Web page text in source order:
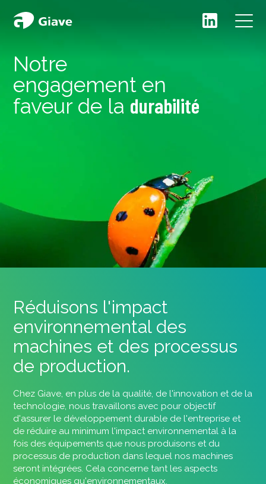
Notre
engagement en
faveur de la durabilité
Réduisons l'impact
environnemental des
machines et des processus
de production.
Chez Giave, en plus de la qualité, de l'innovation et de la
technologie, nous travaillons avec pour objectif
d'assurer le développement durable de l'entreprise et
de réduire au minimum l'impact environnemental à la
fois des équipements que nous produisons et du
processus de production dans lequel nos machines
seront intégrées. Cela concerne tant les aspects
économiques qu'environnementaux.